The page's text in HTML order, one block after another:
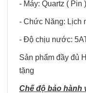
- Máy: Quartz ( Pin )
- Chức Năng: Lịch
- Độ chịu nước:
Sản phẩm đầy đủ
tặng
Chế độ bảo hành